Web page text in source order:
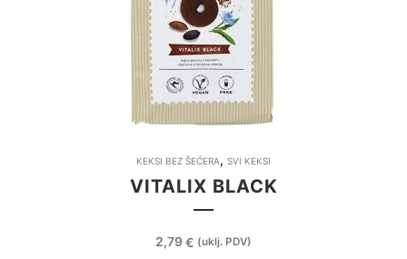
KEKSI BEZ ŠEĆERA, SVI KEKSI
VITALIX BLACK
2,79€ (uklj. PDV)